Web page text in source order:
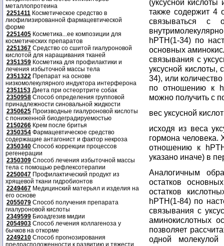
металлопротеина
2251411 Косметическое средство в
лиофилизированной фармацевтической
форме
2251405 Косметика...ее композиции для
косметических препаратов
2251367 Средство со сшитой гиалуроновой
кислотой для наращивания тканей
2351359 Косметика для профилактики и
лечения избыточной массы тела
2351322 Препарат на основе
низкомолекулярного индуктора интерферона
2351153 Диета при остеортрите собак
2350958 Способ определения групповой
принадлежности синовальной жидкости
2350625 Производные гиалуроновой кислоты
с пониженной биодеградируемостью
2150266 Крем после бритья
2350354 Фармацевтическое средство
содержащие антагонист и фактор некроза
2350340 Способ коррекции процессов
регенерации
2350309 Способ лечения избыточной массы
тела с помощью рефлексотерапии
2250047 Профилактический продукт из
хрящевой ткани гидробионтов
2249467 Медицинский матерьял и изделия на
его основе
2055079 Способ получения препарата
гиалуроновой кислоты
2349599 Биоадгезив мидии
2054903 Способ лечения коллагеноза у
бычков на откорме
2249210 Способ прогнозирования
предрасположенности к развитию и тяжести
(уксусной
также содержит 4
связываться с
hPTH(1-34) по
основных
связывания с
уксусной
34), или
по отношению к
можно получить с
вес уксусной
исходя из веса
гормона человека.
отношению к
указано иначе) в
Аналогичным
остатков
остатков
hPTH(1-84) по
связывания с
аминокислотных
позволяет
одной молекулой